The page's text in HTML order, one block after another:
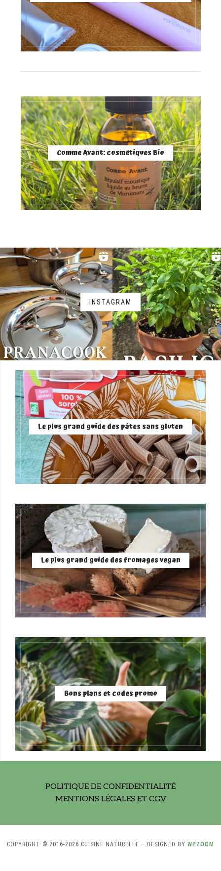
Comme Avant: cosmétiques Bio
INSTAGRAM
Le plus grand guide des pâtes sans gluten
Le plus grand guide des fromages vegan
Bons plans et codes promo
POLITIQUE DE CONFIDENTIALITÉ
MENTIONS LÉGALES ET CGV
COPYRIGHT © 2016-2026 CUISINE NATURELLE — DESIGNED BY WPZOOM